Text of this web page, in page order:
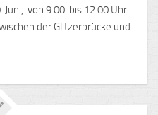
Juni, von 9.00 bis 12.00 Uhr
der Glitzerbrücke und